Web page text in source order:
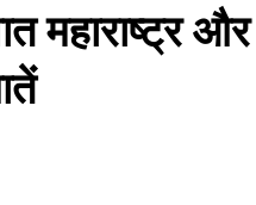
महाराष्‍ट्र